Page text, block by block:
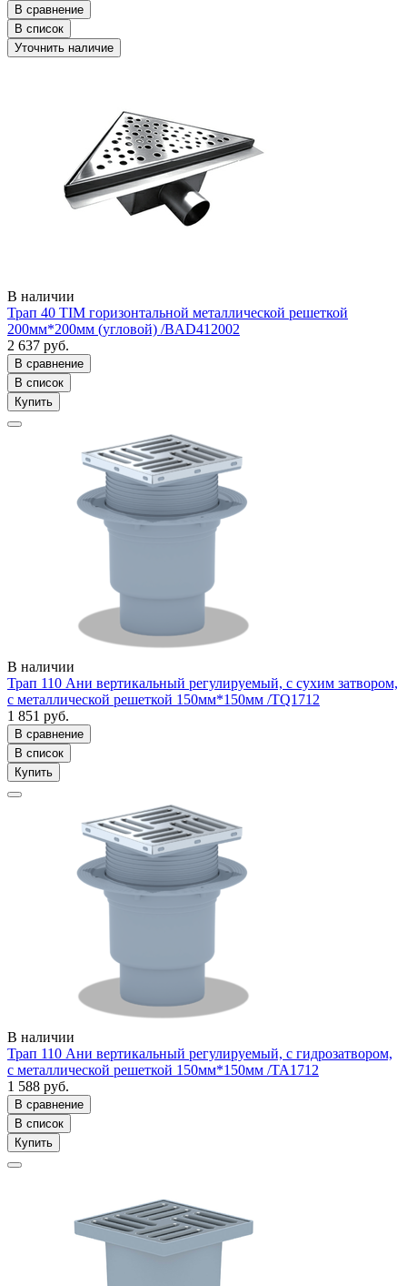
В сравнение
В список
Уточнить наличие
В наличии
Трап 40 TIM горизонтальной металлической решеткой
200мм*200мм (угловой) /BAD412002
2 637 руб.
В сравнение
В список
Купить
В наличии
Трап 110 Ани вертикальный регулируемый, с сухим затвором,
с металлической решеткой 150мм*150мм /ТQ1712
1 851 руб.
В сравнение
В список
Купить
В наличии
Трап 110 Ани вертикальный регулируемый, с гидрозатвором,
с металлической решеткой 150мм*150мм /ТА1712
1 588 руб.
В сравнение
В список
Купить